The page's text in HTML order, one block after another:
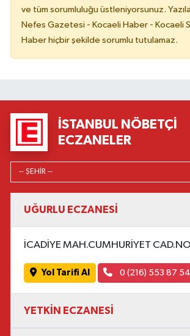
ve tüm sorumluluğu üstleniyorsunuz.
Nefes Gazetesi - Kocaeli Haber - Kocaeli
Haber hiçbir şekilde sorumlu tutulamaz.
İSTANBUL NÖBETÇI
ECZANELER
UĞURLU ECZANESİ
İCADİYE MAH.CUMHURİYET
Yol Tarifi Al 0 (216) 553 87 54
YETKİN ECZANESİ